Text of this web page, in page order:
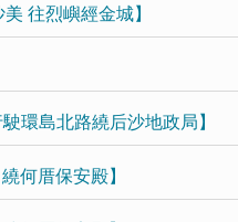
往烈嶼經金城】
環島北路繞后沙地政局】
何厝保安殿】